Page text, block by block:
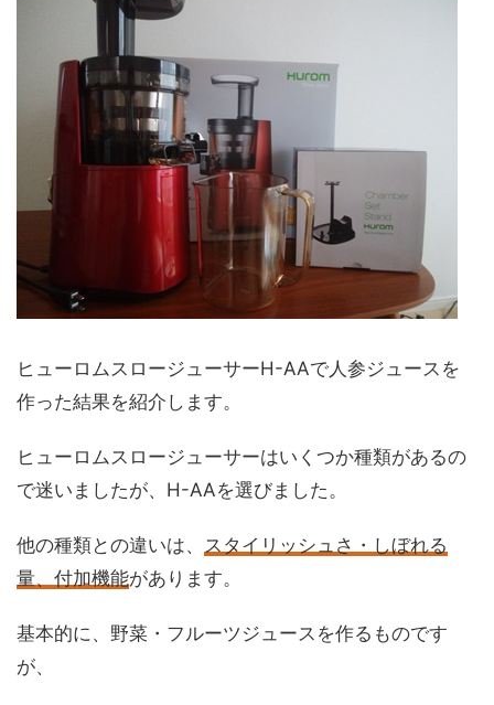
ヒューロムスロージューサーH-AAで人参ジュースを
作った結果を紹介します。
ヒューロムスロージューサーはいくつか種類があるの
で迷いましたが、H-AAを選びました。
他の種類との違いは、 スタイリッシュさ・しぼれる
量、付加機能があります。
基本的に、野菜・フルーツジュースを作るものです
が、